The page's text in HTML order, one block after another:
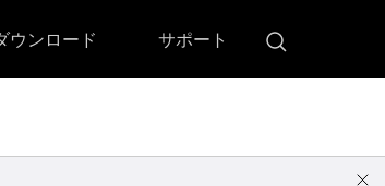
ウンロード サポート